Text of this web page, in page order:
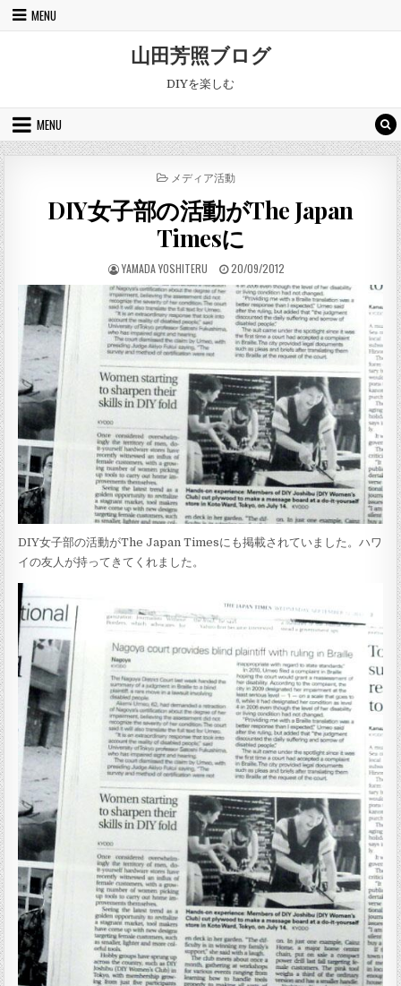
Skip to content
MENU
山田芳照ブログ
DIYを楽しむ
MENU
POSTED IN
メディア活動
DIY女子部の活動がThe Japan
Timesに
AUTHOR:
YAMADA YOSHITERU PUBLISHED DATE:
20/09/2012
DIY女子部の活動がThe Japan Timesにも掲載されていました。ハワ
イの友人が持ってきてくれました。